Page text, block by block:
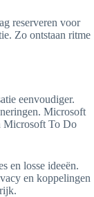
reserveren voor
Zo ontstaan ritme
eenvoudiger.
Microsoft
Microsoft To Do
en losse ideeën.
en koppelingen